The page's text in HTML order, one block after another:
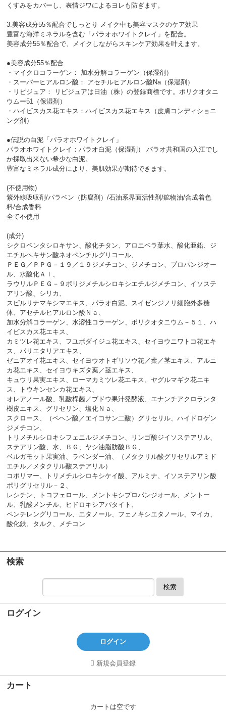
くすみをカバーし、表情ジワによるヨレも防ぎます。
3.美容成分55％配合でしっとり メイク中も美容マスクのケア効果
豊富な海洋ミネラルを含む「パラオホワイトクレイ」を配合。
美容成分55％配合で、メイクしながらスキンケア効果を叶えます。
●美容成分55％配合
・マイクロコラーゲン： 加水分解コラーゲン（保湿剤）
・スーパーヒアルロン酸： アセチルヒアルロン酸Na（保湿剤）
・リピジュア： リピジュアは日油（株）の登録商標です。ポリクオタニ
ウムー51（保湿剤）
・ハイビスカス花エキス：ハイビスカス花エキス（皮膚コンディショニ
ング剤）
●伝説の白泥「パラオホワイトクレイ」
パラオホワイトクレイ：パラオ白泥（保湿剤） パラオ共和国の入江でし
か採取出来ない希少な白泥。
豊富なミネラル成分により、美肌効果が期待できます。
(不使用物)
紫外線吸収剤/パラベン（防腐剤）/石油系界面活性剤/鉱物油/合成着色
料/合成香料
全て不使用
(成分)
シクロペンタシロキサン、酸化チタン、アロエベラ葉水、酸化亜鉛、ジ
エチルヘキサン酸ネオペンチルグリコール、
ＰＥＧ／ＰＰＧ－１９／１９ジメチコン、ジメチコン、プロパンジオー
ル、水酸化Ａｌ、
ラウリルＰＥＧ－９ポリジメチルシロキシエチルジメチコン、イソステ
アリン酸、シリカ、
スピルリナマキシマエキス、パラオ白泥、スイゼンジノリ細胞外多糖
体、アセチルヒアルロン酸Ｎａ、
加水分解コラーゲン、水溶性コラーゲン、ポリクオタニウム－５１、ハ
イビスカス花エキス、
カミツレ花エキス、フユボダイジュ花エキス、セイヨウニワトコ花エキ
ス、パリエタリアエキス、
ゼニアオイ花エキス、セイヨウオトギリソウ花／葉／茎エキス、アルニ
カ花エキス、セイヨウキズタ葉／茎エキス、
キュウリ果実エキス、ローマカミツレ花エキス、ヤグルマギク花エキ
ス、トウキンセンカ花エキス、
オレアノール酸、乳酸桿菌／ブドウ果汁発酵液、エナンチアクロランタ
樹皮エキス、グリセリン、塩化Ｎａ、
スクロース、（ベヘン酸／エイコサン二酸）グリセリル、ハイドロゲン
ジメチコン、
トリメチルシロキシフェニルジメチコン、リンゴ酸ジイソステアリル、
ステアリン酸、水、ＢＧ、ヤシ油脂肪酸ＢＧ、
ベルガモット果実油、ラベンダー油、（メタクリル酸グリセリルアミド
エチル／メタクリル酸ステアリル）
コポリマー、トリメチルシロキシケイ酸、アルミナ、イソステアリン酸
ポリグリセリル－２、
レシチン、トコフェロール、メントキシプロパンジオール、メントー
ル、乳酸メンチル、ヒドロキシアパタイト、
ペンチレングリコール、エタノール、フェノキシエタノール、マイカ、
酸化鉄、タルク、メチコン
検索
検索
ログイン
ログイン
新規会員登録
カート
カートは空です